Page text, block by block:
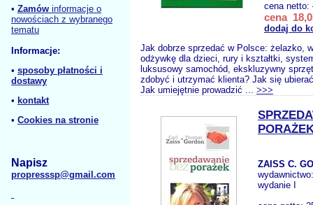
• Zamów informacje o
nowościach z wybranego
tematu
Informacje:
• sposoby płatności i
dostawy
• kontakt
• Cookies na stronie
Napisz
propresssp@gmail.com
cena netto:
cena
dodaj do
Jak dobrze sprzedać w Polsce: żelazko,
odżywkę dla dzieci, rury i kształtki,
luksusowy samochód, ekskluzywny
zdobyć i utrzymać klienta? Jak się
Jak umiejętnie prowadzić ... >>>
ZAISS C.
wydanie I